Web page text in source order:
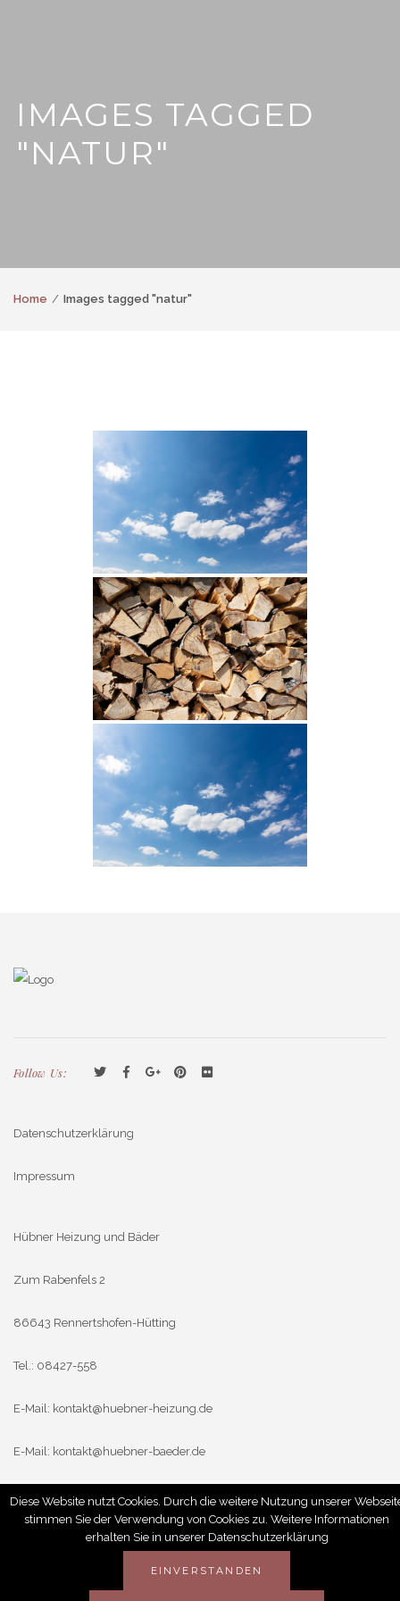
IMAGES TAGGED
"NATUR"
Home Images tagged "natur"
Follow Us:
Datenschutzerklärung
Impressum
Hübner Heizung und Bäder
Zum Rabenfels 2
86643 Rennertshofen-Hütting
Tel.: 08427-558
E-Mail: kontakt@huebner-heizung.de
E-Mail: kontakt@huebner-baeder.de
© 2019 ALLE RECHTE VORBEHALTEN
Diese Website nutzt Cookies. Durch die weitere Nutzung unserer
stimmen Sie der Verwendung von Cookies zu. Weitere Informationen
erhalten Sie in unserer Datenschutzerklärung
EINVERSTANDEN